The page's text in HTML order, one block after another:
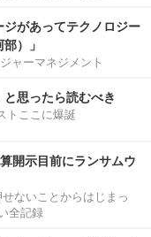
ジがあってテクノロジー
）」
ャーマネジメント
と思ったら読むべき
トここに爆誕
開示目前にランサムウ
ないことからはじまっ
全記録